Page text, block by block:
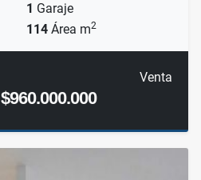
1 Garaje
114 Área m2
Venta
$960.000.000